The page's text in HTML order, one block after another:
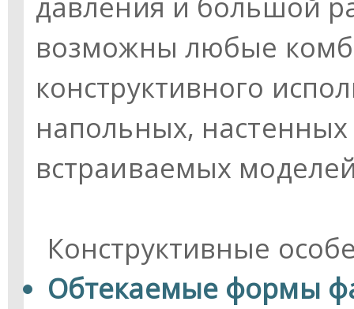
возможны любые
конструктивного
напольных,
встраиваемых
Конструктивные
Обтекаемые формы